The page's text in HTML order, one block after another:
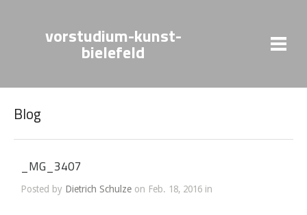
vorstudium-kunst-
bielefeld
Blog
_MG_3407
Posted by Dietrich Schulze on Feb. 18, 2016 in